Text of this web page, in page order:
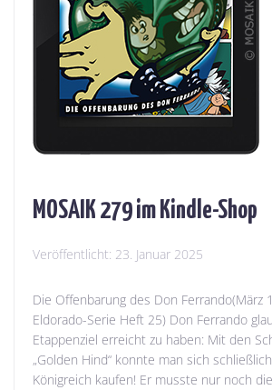
MOSAIK 279 im Kindle-Shop
Veröffentlicht: 23. Januar 2025
Die Offenbarung des Don Ferrando(März
Eldorado-Serie Heft 25) Don Ferrando
Etappenziel erreicht zu haben: Mit den
„Golden Hind“ konnte man sich
Königreich kaufen! Er musste nur noch